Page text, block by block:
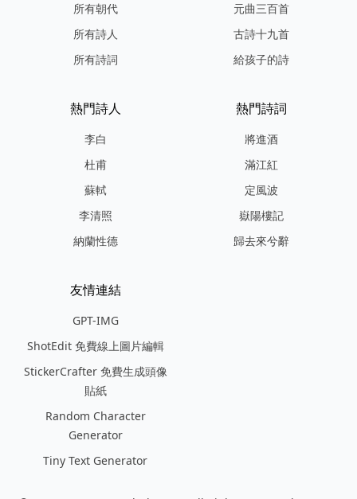
所有朝代
所有詩人
所有詩詞
元曲三百首
古詩十九首
給孩子的詩
熱門詩人
李白
杜甫
蘇軾
李清照
納蘭性德
熱門詩詞
將進酒
滿江紅
定風波
嶽陽樓記
歸去來兮辭
友情連結
GPT-IMG
ShotEdit 免費線上圖片編輯
StickerCrafter 免費生成頭像
貼紙
Random Character
Generator
Tiny Text Generator